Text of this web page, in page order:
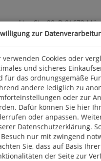
Str. 28, D 81673
zur
verwenden Cookies oder
und sicheres
für das ordnungsgemäße
andere lediglich zu
oder zur
Dafür können Sie hier
oder anpassen.
Datenschutzerklärung.
nur mit zwingend
Sie, dass auf Basis
der Seite zur